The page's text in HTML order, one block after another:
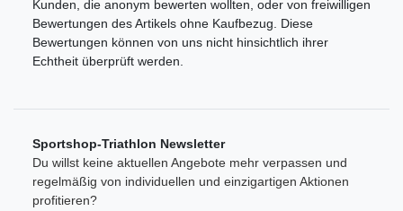
Kunden, die anonym bewerten wollten, oder von freiwilligen
Bewertungen des Artikels ohne Kaufbezug. Diese
Bewertungen können von uns nicht hinsichtlich ihrer
Echtheit überprüft werden.
Sportshop-Triathlon Newsletter
Du willst keine aktuellen Angebote mehr verpassen und
regelmäßig von individuellen und einzigartigen Aktionen
profitieren?